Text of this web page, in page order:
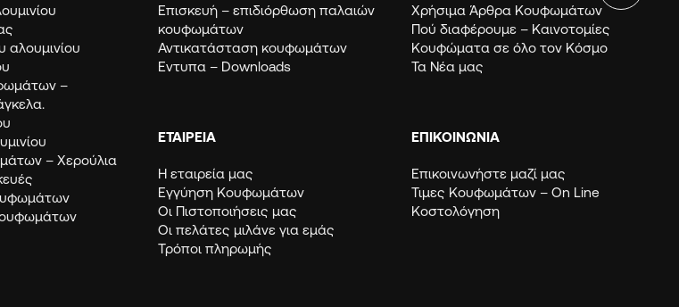
αλουμινίου
–
– Χερούλια
Eπισκευή – επιδιόρθωση παλαιών
κουφωμάτων
Αντικατάσταση κουφωμάτων
Εντυπα – Downloads
ΕΤΑΙΡΕΙΑ
Η εταιρεία μας
Εγγύηση Κουφωμάτων
Οι Πιστοποιήσεις μας
Οι πελάτες μιλάνε για εμάς
Τρόποι πληρωμής
Χρήσιμα Άρθρα Κουφωμάτων
Πού διαφέρουμε – Καινοτομίες
Κουφώματα σε όλο τον Κόσμο
Τα Νέα μας
ΕΠΙΚΟΙΝΩΝΙΑ
Επικοινωνήστε μαζί μας
Τιμες Κουφωμάτων – Οn Line
Κοστολόγηση